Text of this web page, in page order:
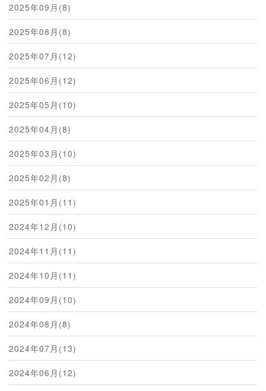
2025年09月(8)
2025年08月(8)
2025年07月(12)
2025年06月(12)
2025年05月(10)
2025年04月(8)
2025年03月(10)
2025年02月(8)
2025年01月(11)
2024年12月(10)
2024年11月(11)
2024年10月(11)
2024年09月(10)
2024年08月(8)
2024年07月(13)
2024年06月(12)